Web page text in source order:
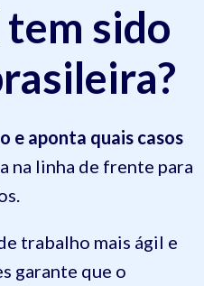
sido
e aponta quais casos
na linha de frente para
trabalho mais ágil e
garante que o